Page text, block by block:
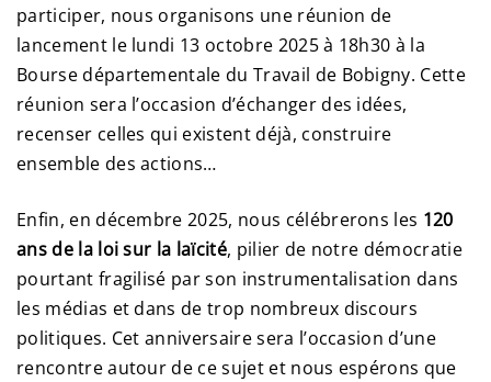
participer, nous organisons une réunion de
lancement le lundi 13 octobre 2025 à 18h30 à la
Bourse départementale du Travail de Bobigny. Cette
réunion sera l’occasion d’échanger des idées,
recenser celles qui existent déjà, construire
ensemble des actions…
Enfin, en décembre 2025, nous célébrerons les 120
ans de la loi sur la laïcité, pilier de notre démocratie
pourtant fragilisé par son instrumentalisation dans
les médias et dans de trop nombreux discours
politiques. Cet anniversaire sera l’occasion d’une
rencontre autour de ce sujet et nous espérons que